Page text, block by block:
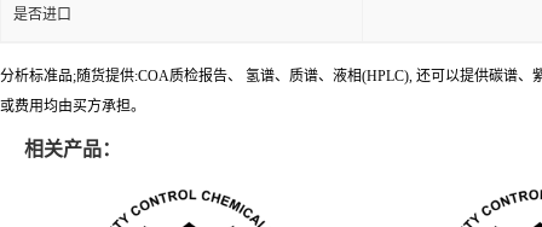
是否进口
分析标准品;随货提供:COA质检报告、 氢谱、质谱、液相(HPLC), 还可以提供碳谱
或费用均由买方承担。
相关产品：